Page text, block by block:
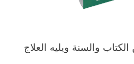
والسنة ويليه العلاج